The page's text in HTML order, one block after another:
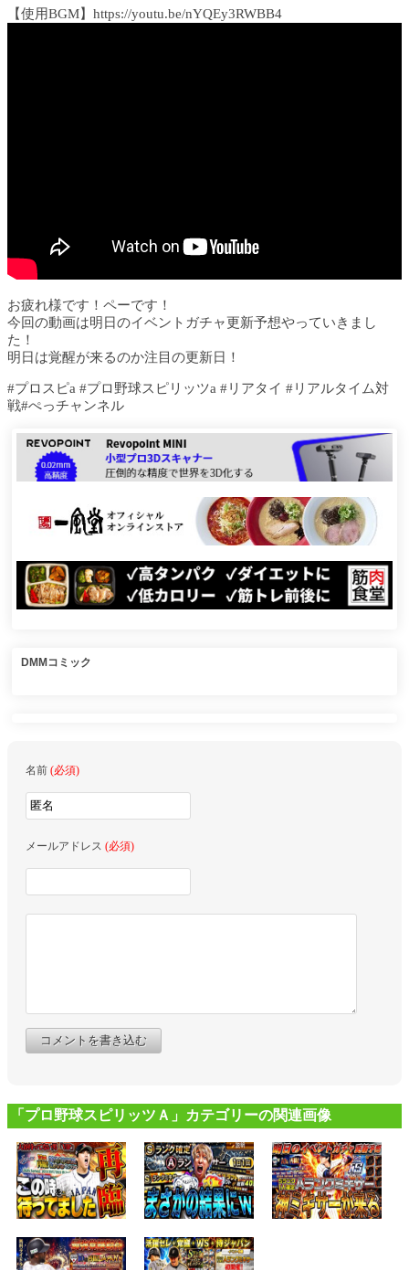
【使用BGM】https://youtu.be/nYQEy3RWBB4
お疲れ様です！ペーです！
今回の動画は明日のイベントガチャ更新予想やっていきまし
た！
明日は覚醒が来るのか注目の更新日！
#プロスピa #プロ野球スピリッツa #リアタイ #リアルタイム対
戦#ぺっチャンネル
DMMコミック
名前 (必須)
メールアドレス (必須)
コメントを書き込む
「プロ野球スピリッツＡ」カテゴリーの関連画像